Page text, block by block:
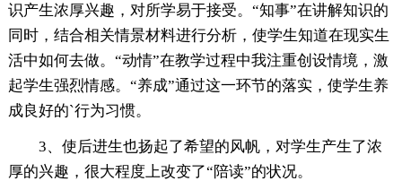
识产生浓厚兴趣，对所学易于接受。“知事”在讲解知识的
同时，结合相关情景材料进行分析，使学生知道在现实生
活中如何去做。“动情”在教学过程中我注重创设情境，激
起学生强烈情感。“养成”通过这一环节的落实，使学生养
成良好的`行为习惯。
3、使后进生也扬起了希望的风帆，对学生产生了浓
厚的兴趣，很大程度上改变了“陪读”的状况。